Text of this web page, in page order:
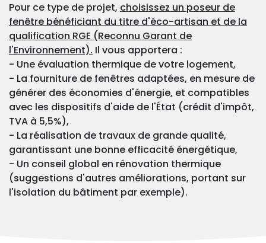
Pour ce type de projet, choisissez un poseur de
fenêtre bénéficiant du titre d'éco-artisan et de la
qualification RGE (Reconnu Garant de
l'Environnement). Il vous apportera :
- Une évaluation thermique de votre logement,
- La fourniture de fenêtres adaptées, en mesure de
générer des économies d'énergie, et compatibles
avec les dispositifs d'aide de l'État (crédit d'impôt,
TVA à 5,5%),
- La réalisation de travaux de grande qualité,
garantissant une bonne efficacité énergétique,
- Un conseil global en rénovation thermique
(suggestions d'autres améliorations, portant sur
l'isolation du bâtiment par exemple).